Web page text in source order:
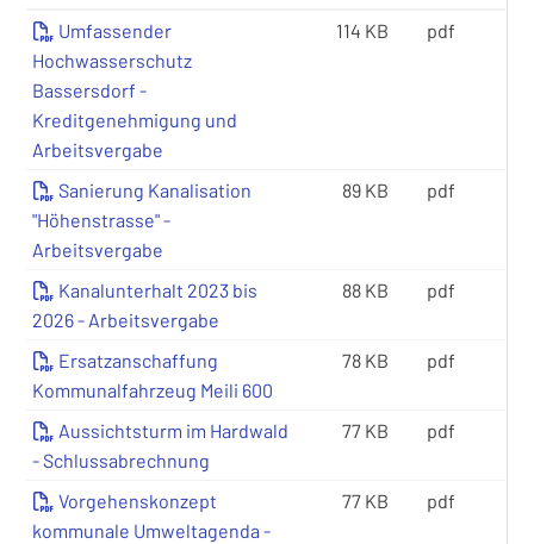
Umfassender
Hochwasserschutz
Bassersdorf -
Kreditgenehmigung und
Arbeitsvergabe
114 KB pdf
Sanierung Kanalisation
"Höhenstrasse" -
Arbeitsvergabe
89 KB pdf
Kanalunterhalt 2023 bis
2026 - Arbeitsvergabe
88 KB pdf
Ersatzanschaffung
Kommunalfahrzeug Meili 600
78 KB pdf
Aussichtsturm im Hardwald
- Schlussabrechnung
77 KB pdf
Vorgehenskonzept
kommunale Umweltagenda -
77 KB pdf